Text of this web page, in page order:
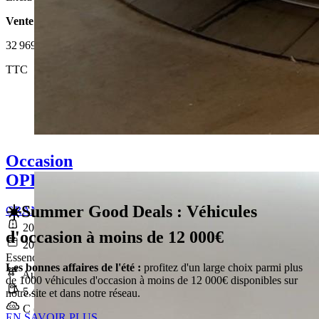
Vente 100% en ligne
32 969 €
TTC
Occasion
OPEL GRANDLAND
GRANDLAND 1.2 Turbo Hybrid 145 ch e-DCT6 Edition
20 974 km
2025-06-10
Essence sans plomb
Automatique
5,4 l/100km
C (121 g/km)
☀️Summer Good Deals : Véhicules
d'occasion à moins de 12 000€
Les bonnes affaires de l'été : profitez d'un large choix parmi plus
de 1000 véhicules d'occasion à moins de 12 000€ disponibles sur
notre site et dans notre réseau.